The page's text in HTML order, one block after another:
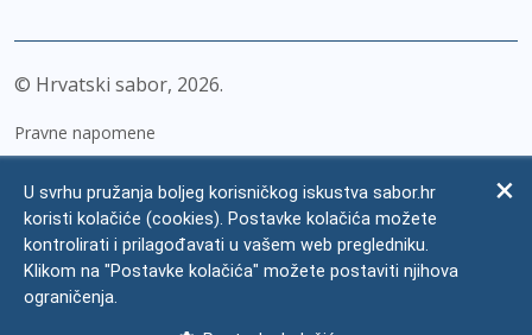
© Hrvatski sabor, 2026
Pravne napomene
Zaštita osobnih podataka
Impressum
Česta pitanja
U svrhu pružanja boljeg korisničkog iskustva sabor.hr
koristi kolačiće (cookies). Postavke kolačića možete
kontrolirati i prilagođavati u vašem web pregledniku.
Klikom na "Postavke kolačića" možete postaviti njihova
ograničenja.